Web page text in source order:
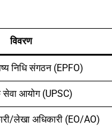
विवरण
निधि संगठन (EPFO)
आयोग (UPSC)
लेखा अधिकारी (EO/AO)